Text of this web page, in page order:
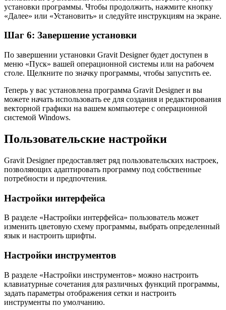
установки программы. Чтобы продолжить, нажмите кнопку
«Далее» или «Установить» и следуйте инструкциям на экране.
Шаг 6: Завершение установки
По завершении установки Gravit Designer будет доступен в
меню «Пуск» вашей операционной системы или на рабочем
столе. Щелкните по значку программы, чтобы запустить ее.
Теперь у вас установлена программа Gravit Designer и вы
можете начать использовать ее для создания и редактирования
векторной графики на вашем компьютере с операционной
системой Windows.
Пользовательские настройки
Gravit Designer предоставляет ряд пользовательских настроек,
позволяющих адаптировать программу под собственные
потребности и предпочтения.
Настройки интерфейса
В разделе «Настройки интерфейса» пользователь может
изменить цветовую схему программы, выбрать определенный
язык и настроить шрифты.
Настройки инструментов
В разделе «Настройки инструментов» можно настроить
клавиатурные сочетания для различных функций программы,
задать параметры отображения сетки и настроить
инструменты по умолчанию.